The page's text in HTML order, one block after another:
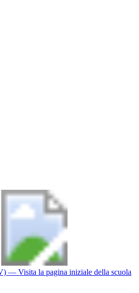
— Visita la pagina iniziale della scuola